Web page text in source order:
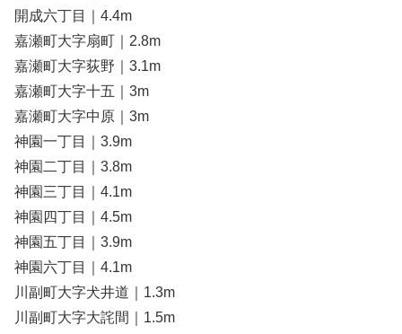
開成六丁目｜4.4m
嘉瀬町大字扇町｜2.8m
嘉瀬町大字荻野｜3.1m
嘉瀬町大字十五｜3m
嘉瀬町大字中原｜3m
神園一丁目｜3.9m
神園二丁目｜3.8m
神園三丁目｜4.1m
神園四丁目｜4.5m
神園五丁目｜3.9m
神園六丁目｜4.1m
川副町大字犬井道｜1.3m
川副町大字大詫間｜1.5m